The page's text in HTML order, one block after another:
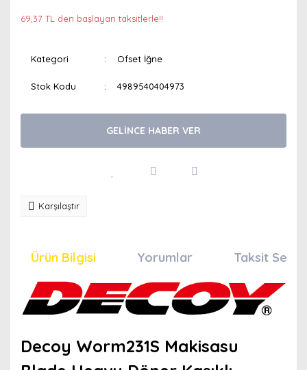
69,37 TL den başlayan taksitlerle!!
Kategori Ofset İğne
Stok Kodu 4989540404973
GELİNCE HABER VER
Karşılaştır
Ürün Bilgisi Yorumlar Taksit
Decoy Worm231S Makisasu